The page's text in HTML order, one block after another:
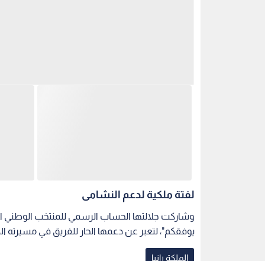
لفتة ملكية لدعم النشامى
وشاركت جلالتها الحساب الرسمي للمنتخب الوطني
يوفقكم"، لتعبر عن دعمها الحار للفريق في مسيرته
الملكة رانيا